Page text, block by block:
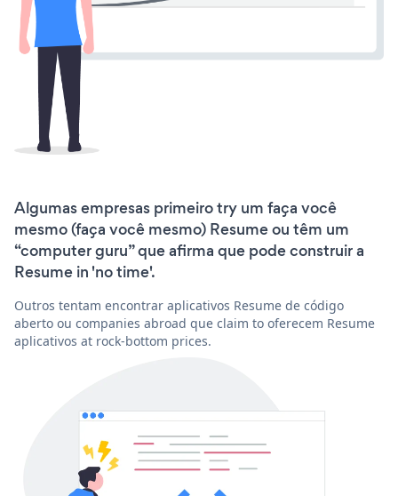
Algumas empresas primeiro try um faça você
mesmo (faça você mesmo) Resume ou têm um
“computer guru” que afirma que pode construir a
Resume in 'no time'.
Outros tentam encontrar aplicativos Resume de código
aberto ou companies abroad que claim to oferecem Resume
aplicativos at rock-bottom prices.